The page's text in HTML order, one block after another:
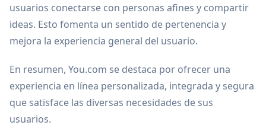
usuarios conectarse con personas afines y compartir
ideas. Esto fomenta un sentido de pertenencia y
mejora la experiencia general del usuario.
En resumen, You.com se destaca por ofrecer una
experiencia en línea personalizada, integrada y segura
que satisface las diversas necesidades de sus
usuarios.